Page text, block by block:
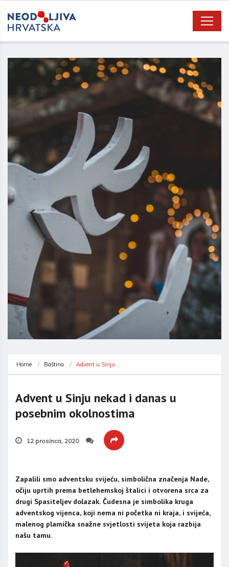
Home Baština Advent u Sinju…
Advent u Sinju nekad i danas u
posebnim okolnostima
12 prosinca, 2020
Zapalili smo adventsku svijeću, simbolična značenja Nade,
očiju uprtih prema betlehemskoj štalici i otvorena srca za
drugi Spasiteljev dolazak. Čudesna je simbolika kruga
adventskog vijenca, koji nema ni početka ni kraja, i svijeća,
malenog plamička snažne svjetlosti svijeta koja razbija
našu tamu.